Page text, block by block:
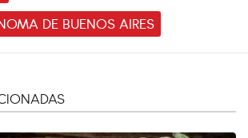
DE BUENOS AIRES